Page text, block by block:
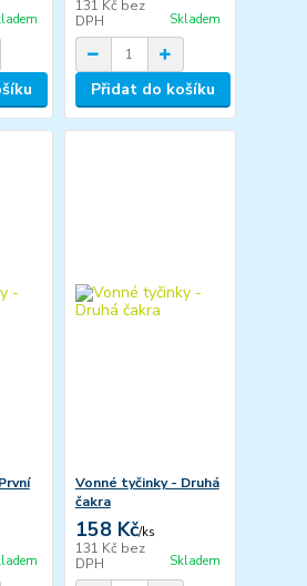
131 Kč bez
DPH
Skladem
Přidat do košíku
Vonné tyčinky - Druhá
čakra
158 Kč/ks
131 Kč bez
DPH
Skladem